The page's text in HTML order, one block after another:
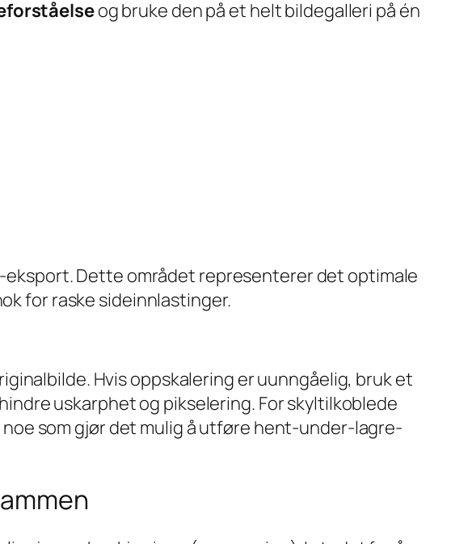
og bruke den på et helt bildegalleri på én
eksport. Dette området representerer det optimale
for raske sideinnlastinger.
Hvis oppskalering er uunngåelig, bruk et
uskarphet og pikselering. For skyltilkoblede
som gjør det mulig å utføre hent-under-lagre-